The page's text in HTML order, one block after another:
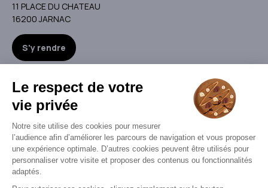
11 PLACE DU CHATEAU
16200 JARNAC
S'y rendre
Nous contacter
optiqueliberte@live.fr
05 45 36 59 99
Nous contacter